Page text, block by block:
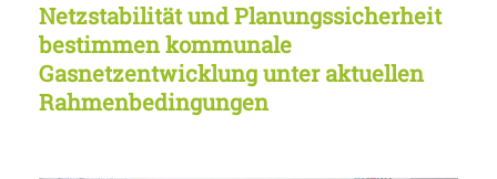
Netzstabilität und Planungssicherheit
bestimmen kommunale
Gasnetzentwicklung unter aktuellen
Rahmenbedingungen